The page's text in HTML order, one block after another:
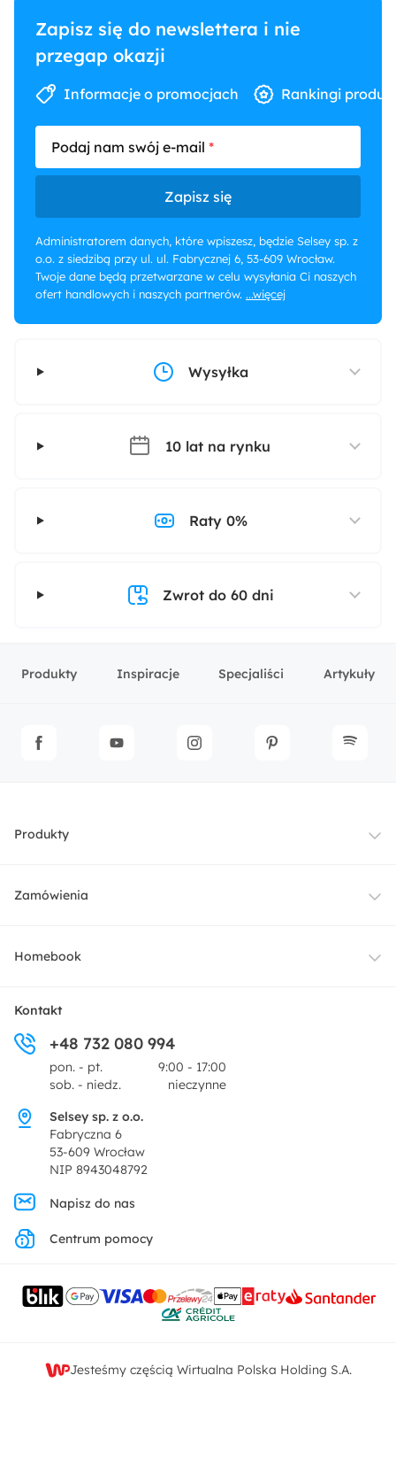
Zapisz się do newslettera i nie
przegap okazji
Informacje o promocjach Rankingi
Podaj nam swój e-mail
Zapisz się
Administratorem danych, które wpiszesz, będzie Selsey sp. z
o.o. z siedzibą przy ul. ul. Fabrycznej 6, 53-609 Wrocław.
Twoje dane będą przetwarzane w celu wysyłania Ci naszych
ofert handlowych i naszych partnerów. ...więcej
Wysyłka
10 lat na rynku
Raty 0%
Zwrot do 60 dni
Produkty Inspiracje Specjaliści Artykuły
Produkty
Meble
Dekoracje i akcesoria
Promocje
Zamówienia
Dostawa
Zwroty
Pytania i odpowiedzi
Homebook
O nas
Centrum prasowe
Regulamin
Polityka prywatności
Ustawienia prywatności
Kontakt
Kontakt
+48 732 080 994
pon. - pt.
9:00 - 17:00
sob. - niedz.
nieczynne
Selsey sp. z o.o.
Fabryczna 6
53-609 Wrocław
NIP 8943048792
Napisz do nas
Centrum pomocy
Jesteśmy częścią Wirtualna Polska Holding S.A.